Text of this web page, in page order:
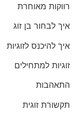
רווקות מאוחרת
איך לבחור בן זוג
איך להיכנס לזוגיות
זוגיות למתחילים
התאהבות
תקשורת זוגית